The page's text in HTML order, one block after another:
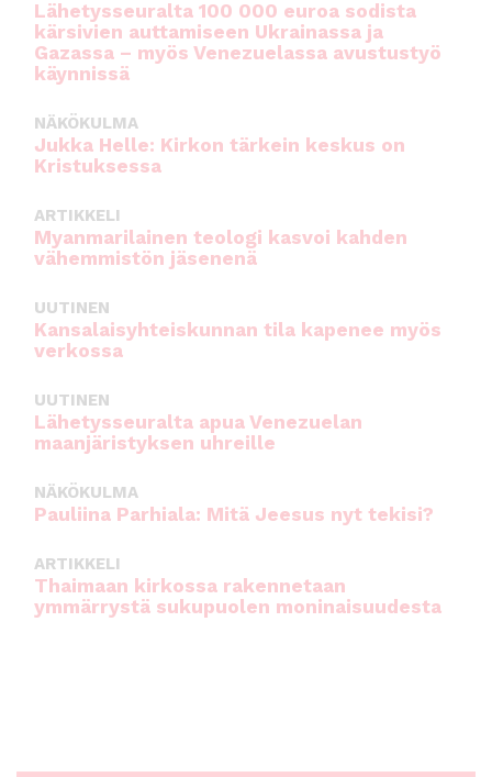
Lähetysseuralta 100 000 euroa sodista
kärsivien auttamiseen Ukrainassa ja
Gazassa – myös Venezuelassa avustustyö
käynnissä
NÄKÖKULMA
Jukka Helle: Kirkon tärkein keskus on
Kristuksessa
ARTIKKELI
Myanmarilainen teologi kasvoi kahden
vähemmistön jäsenenä
UUTINEN
Kansalaisyhteiskunnan tila kapenee myös
verkossa
UUTINEN
Lähetysseuralta apua Venezuelan
maanjäristyksen uhreille
NÄKÖKULMA
Pauliina Parhiala: Mitä Jeesus nyt tekisi?
ARTIKKELI
Thaimaan kirkossa rakennetaan
ymmärrystä sukupuolen moninaisuudesta